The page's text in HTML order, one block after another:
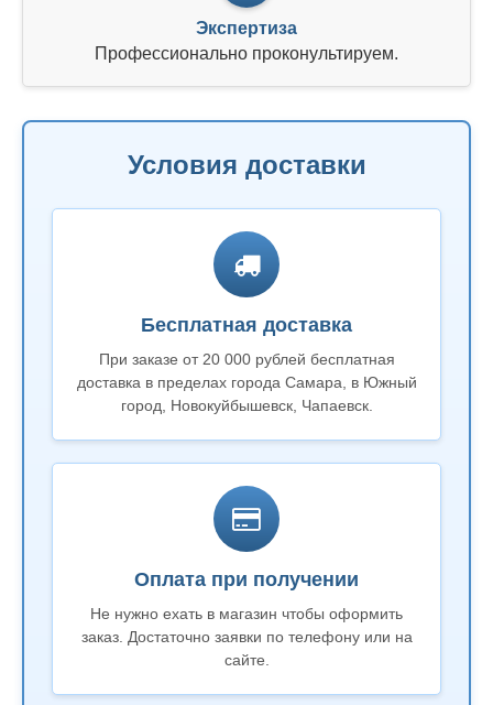
Экспертиза
Профессионально проконультируем.
Условия доставки
Бесплатная доставка
При заказе от 20 000 рублей бесплатная
доставка в пределах города Самара, в Южный
город, Новокуйбышевск, Чапаевск.
Оплата при получении
Не нужно ехать в магазин чтобы оформить
заказ. Достаточно заявки по телефону или на
сайте.